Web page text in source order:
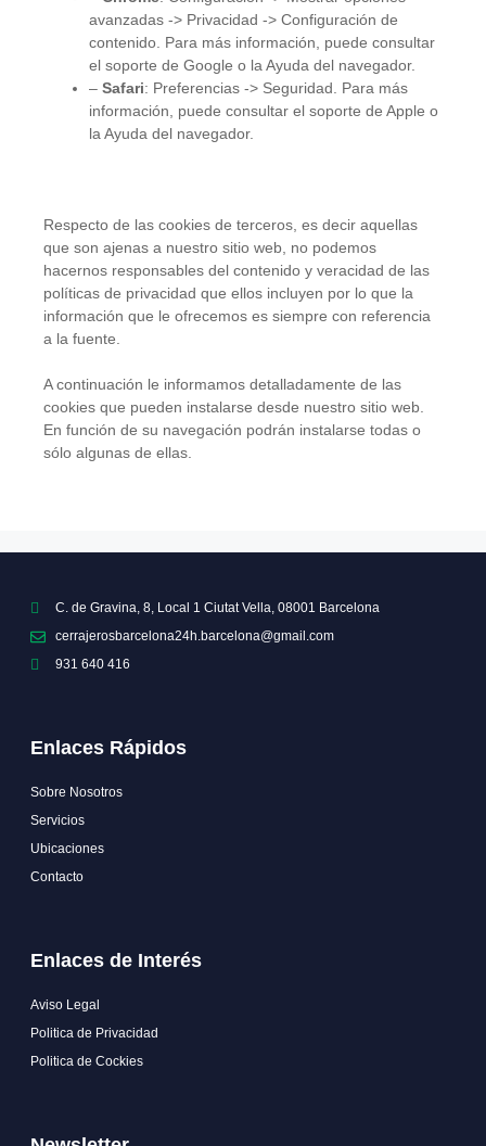
avanzadas -> Privacidad -> Configuración de
contenido. Para más información, puede consultar
el soporte de Google o la Ayuda del navegador.
– Safari: Preferencias -> Seguridad. Para más
información, puede consultar el soporte de Apple o
la Ayuda del navegador.
Respecto de las cookies de terceros, es decir aquellas
que son ajenas a nuestro sitio web, no podemos
hacernos responsables del contenido y veracidad de las
políticas de privacidad que ellos incluyen por lo que la
información que le ofrecemos es siempre con referencia
a la fuente.
A continuación le informamos detalladamente de las
cookies que pueden instalarse desde nuestro sitio web.
En función de su navegación podrán instalarse todas o
sólo algunas de ellas.
C. de Gravina, 8, Local 1 Ciutat Vella, 08001 Barcelona
cerrajerosbarcelona24h.barcelona@gmail.com
931 640 416
Enlaces Rápidos
Sobre Nosotros
Servicios
Ubicaciones
Contacto
Enlaces de Interés
Aviso Legal
Politica de Privacidad
Politica de Cockies